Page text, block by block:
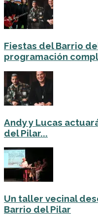
Fiestas del Barrio
programación
Andy y Lucas
del Pilar...
Un taller vecinal
Barrio del Pilar